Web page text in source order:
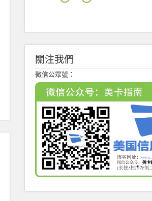
關注我們
微信公眾號：